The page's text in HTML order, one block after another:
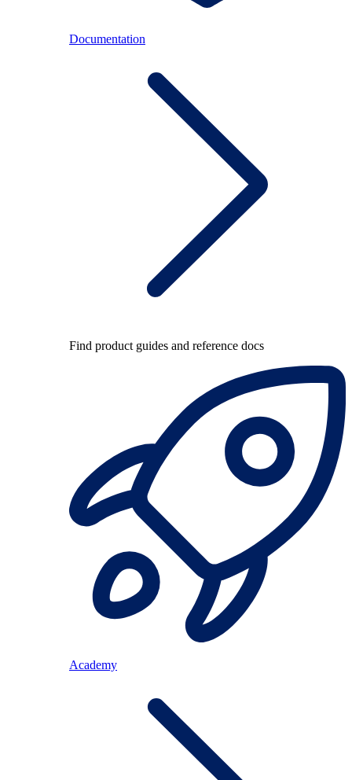
Documentation
Find product guides and reference docs
Academy